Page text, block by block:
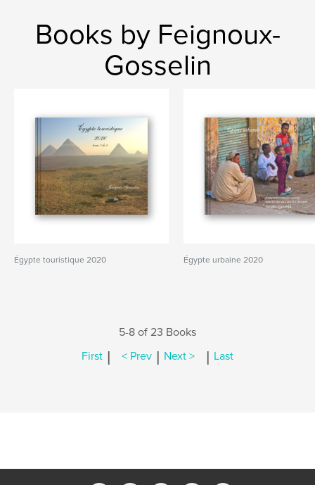
Books by Feignoux-
Gosselin
Égypte touristique 2020 Égypte urbaine 2020
5-8 of 23 Books
First | < Prev | Next > | Last